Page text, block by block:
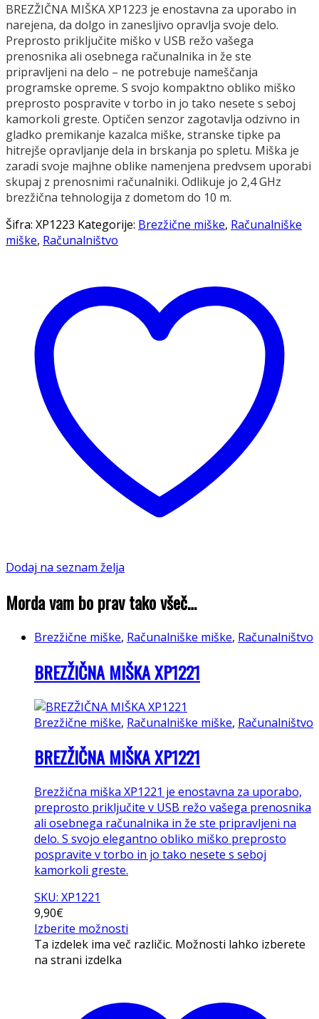
BREZŽIČNA MIŠKA XP1223 je enostavna za uporabo in
narejena, da dolgo in zanesljivo opravlja svoje delo.
Preprosto priključite miško v USB režo vašega
prenosnika ali osebnega računalnika in že ste
pripravljeni na delo – ne potrebuje nameščanja
programske opreme. S svojo kompaktno obliko miško
preprosto pospravite v torbo in jo tako nesete s seboj
kamorkoli greste. Optičen senzor zagotavlja odzivno in
gladko premikanje kazalca miške, stranske tipke pa
hitrejše opravljanje dela in brskanja po spletu. Miška je
zaradi svoje majhne oblike namenjena predvsem uporabi
skupaj z prenosnimi računalniki. Odlikuje jo 2,4 GHz
brezžična tehnologija z dometom do 10 m.
Šifra: XP1223 Kategorije: Brezžične miške, Računalniške
miške, Računalništvo
Dodaj na seznam želja
Morda vam bo prav tako všeč…
Brezžične miške, Računalniške miške, Računalništvo
BREZŽIČNA MIŠKA XP1221
Brezžične miške, Računalniške miške, Računalništvo
BREZŽIČNA MIŠKA XP1221
Brezžična miška XP1221 je enostavna za uporabo,
preprosto priključite v USB režo vašega prenosnika
ali osebnega računalnika in že ste pripravljeni na
delo. S svojo elegantno obliko miško preprosto
pospravite v torbo in jo tako nesete s seboj
kamorkoli greste.
SKU: XP1221
9,90€
Izberite možnosti
Ta izdelek ima več različic. Možnosti lahko izberete
na strani izdelka